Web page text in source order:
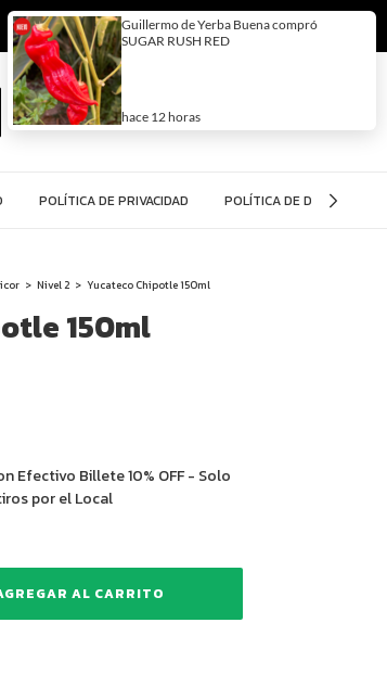
¡Hola!
O podés registrarte
POLÍTICA DE PRIVACIDAD POLÍTICA DE DEVOLUCIÓN
> Nivel 2 > Yucateco Chipotle 150ml
150ml
Efectivo Billete 10% OFF - Solo
por el Local